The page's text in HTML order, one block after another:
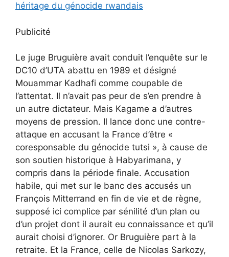
héritage du génocide rwandais
Publicité
Le juge Bruguière avait conduit l’enquête sur le
DC10 d’UTA abattu en 1989 et désigné
Mouammar Kadhafi comme coupable de
l’attentat. Il n’avait pas peur de s’en prendre à
un autre dictateur. Mais Kagame a d’autres
moyens de pression. Il lance donc une contre-
attaque en accusant la France d’être «
coresponsable du génocide tutsi », à cause de
son soutien historique à Habyarimana, y
compris dans la période finale. Accusation
habile, qui met sur le banc des accusés un
François Mitterrand en fin de vie et de règne,
supposé ici complice par sénilité d’un plan ou
d’un projet dont il aurait eu connaissance et qu’il
aurait choisi d’ignorer. Or Bruguière part à la
retraite. Et la France, celle de Nicolas Sarkozy,